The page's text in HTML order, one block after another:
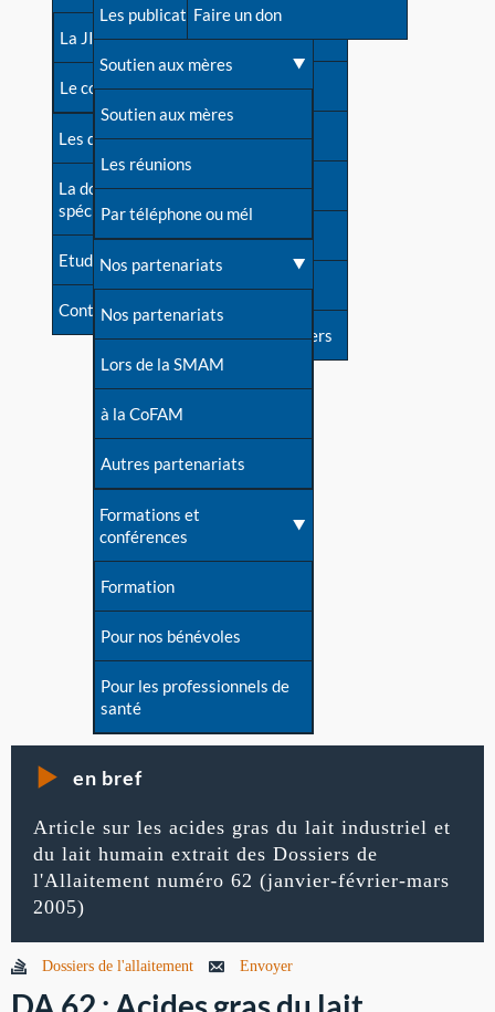
Les débuts
Une difficulté d'allaitement ?
Cas particuliers
Mythes et vérités
Devenir animatrice ?
Une question sur le site
La JIA
Le congrès
Les dossiers de l'allaitement
La documentation
spécialisée
Etudes récentes
Contact
Répertoire de tous les
contacts
Contact presse
Dossier de presse
Soutenir LLL
Livre d'or
Forum
S'inscrire à nos newsletters
Les publications
Soutien aux mères
Soutien aux mères
Les réunions
Par téléphone ou mél
Nos partenariats
Nos partenariats
Lors de la SMAM
à la CoFAM
Autres partenariats
Formations et
conférences
Formation
Pour nos bénévoles
Pour les professionnels de
santé
Faire un don
en bref
Article sur les acides gras du lait industriel et
du lait humain extrait des Dossiers de
l'Allaitement numéro 62 (janvier-février-mars
2005)
Dossiers de l'allaitement Envoyer